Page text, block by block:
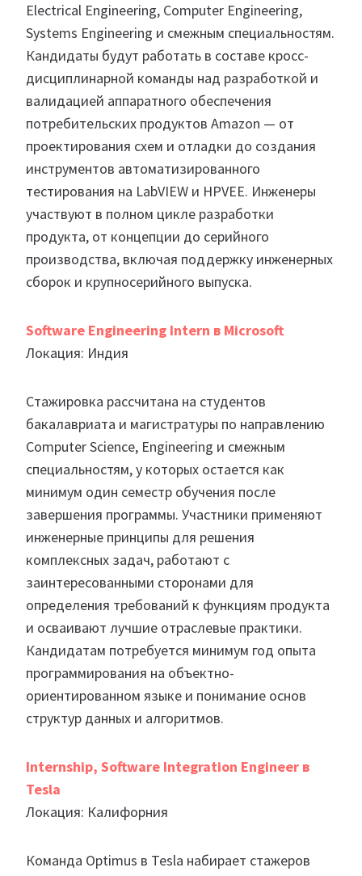
Electrical Engineering, Computer Engineering,
Systems Engineering и смежным специальностям.
Кандидаты будут работать в составе кросс-
дисциплинарной команды над разработкой и
валидацией аппаратного обеспечения
потребительских продуктов Amazon — от
проектирования схем и отладки до создания
инструментов автоматизированного
тестирования на LabVIEW и HPVEE. Инженеры
участвуют в полном цикле разработки
продукта, от концепции до серийного
производства, включая поддержку инженерных
сборок и крупносерийного выпуска.
Software Engineering Intern в Microsoft
Локация: Индия
Стажировка рассчитана на студентов
бакалавриата и магистратуры по направлению
Computer Science, Engineering и смежным
специальностям, у которых остается как
минимум один семестр обучения после
завершения программы. Участники применяют
инженерные принципы для решения
комплексных задач, работают с
заинтересованными сторонами для
определения требований к функциям продукта
и осваивают лучшие отраслевые практики.
Кандидатам потребуется минимум год опыта
программирования на объектно-
ориентированном языке и понимание основ
структур данных и алгоритмов.
Internship, Software Integration Engineer в
Tesla
Локация: Калифорния
Команда Optimus в Tesla набирает стажеров